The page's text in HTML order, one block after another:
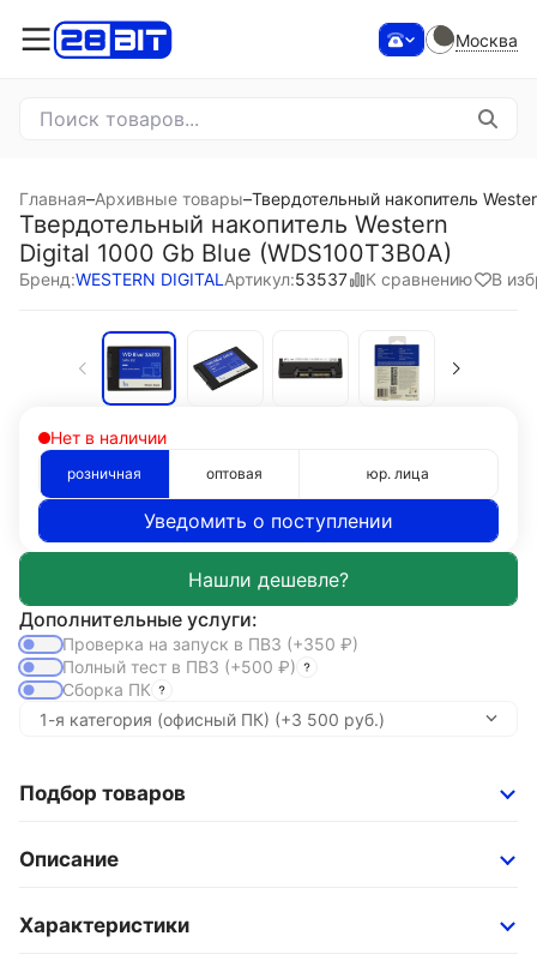
Москва
Главная–Архивные товары–Твердотельный накопитель
Твердотельный накопитель Western
Digital 1000 Gb Blue (WDS100T3B0A)
Бренд:WESTERN DIGITAL Артикул:53537 К сравнению В
Нет в наличии
розничная оптовая юр. лица
Уведомить о поступлении
Дополнительные услуги:
Проверка на запуск в ПВЗ (+350 ₽)
Полный тест в ПВЗ (+500 ₽)
Сборка ПК
Подбор товаров
Описание
Характеристики